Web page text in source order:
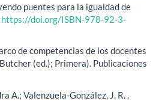
puentes para la igualdad de
https://doi.org/ISBN-978-92-3-
de competencias de los docentes
(ed.); Primera). Publicaciones
A.; Valenzuela-González, J. R. .